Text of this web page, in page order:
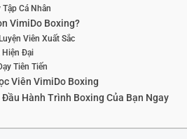
Cá Nhân
VimiDo Boxing?
Viên Xuất Sắc
Hiện Đại
Tiên Tiến
Viên VimiDo Boxing
Hành Trình Boxing Của Bạn Ngay